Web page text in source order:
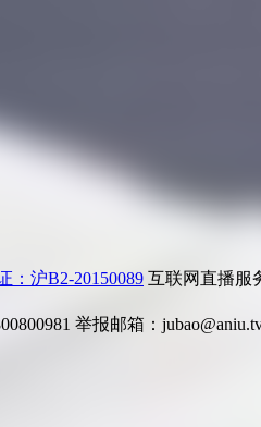
：沪B2-20150089 互联网直播服
举报邮箱：